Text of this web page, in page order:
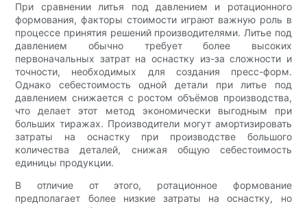
При сравнении литья под давлением и ротационного
формования, факторы стоимости играют важную роль в
процессе принятия решений производителями. Литье под
давлением обычно требует более высоких
первоначальных затрат на оснастку из-за сложности и
точности, необходимых для создания пресс-форм.
Однако себестоимость одной детали при литье под
давлением снижается с ростом объёмов производства,
что делает этот метод экономически выгодным при
больших тиражах. Производители могут амортизировать
затраты на оснастку при производстве большого
количества деталей, снижая общую себестоимость
единицы продукции.
В отличие от этого, ротационное формование
предполагает более низкие затраты на оснастку, но